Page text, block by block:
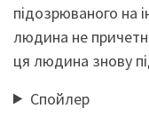
підозрюваного на
людина не
ця людина знову
Спойлер